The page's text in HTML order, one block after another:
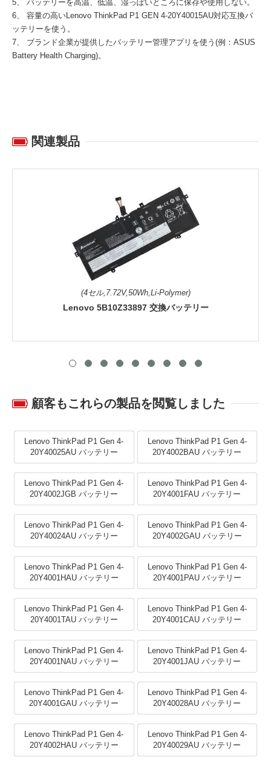
5、 バッテリーを高温、低温、湿っぽいところに保存や使用しない。
6、 容量の高いLenovo ThinkPad P1 GEN 4-20Y40015AU対応互換バ
ッテリーを使う。
7、 ブランド企業が提供したバッテリー管理アプリを使う(例：ASUS
Battery Health Charging)。
関連製品
(4セル,7.72V,50Wh,Li-Polymer)
Lenovo 5B10Z33897 交換バッテリー
顧客もこれらの製品を閲覧しました
Lenovo ThinkPad P1 Gen 4-
20Y40025AU バッテリー
Lenovo ThinkPad P1 Gen 4-
20Y4002BAU バッテリー
Lenovo ThinkPad P1 Gen 4-
20Y4002JGB バッテリー
Lenovo ThinkPad P1 Gen 4-
20Y4001FAU バッテリー
Lenovo ThinkPad P1 Gen 4-
20Y40024AU バッテリー
Lenovo ThinkPad P1 Gen 4-
20Y4002GAU バッテリー
Lenovo ThinkPad P1 Gen 4-
20Y4001HAU バッテリー
Lenovo ThinkPad P1 Gen 4-
20Y4001PAU バッテリー
Lenovo ThinkPad P1 Gen 4-
20Y4001TAU バッテリー
Lenovo ThinkPad P1 Gen 4-
20Y4001CAU バッテリー
Lenovo ThinkPad P1 Gen 4-
20Y4001NAU バッテリー
Lenovo ThinkPad P1 Gen 4-
20Y4001JAU バッテリー
Lenovo ThinkPad P1 Gen 4-
20Y4001GAU バッテリー
Lenovo ThinkPad P1 Gen 4-
20Y40028AU バッテリー
Lenovo ThinkPad P1 Gen 4-
20Y4002HAU バッテリー
Lenovo ThinkPad P1 Gen 4-
20Y40029AU バッテリー